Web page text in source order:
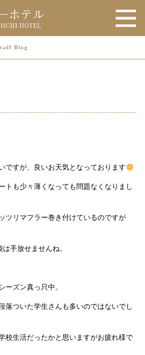
Blog
ですが、良いお天気となっております
トも少々薄くなっても問題なくなりまし
ツリマフラー巻き付けているのですが
手放せませんね。
ーズン真っ只中。
落ついた学生さんも多いのではないでし
校生活だったかと思いますがお疲れ様で